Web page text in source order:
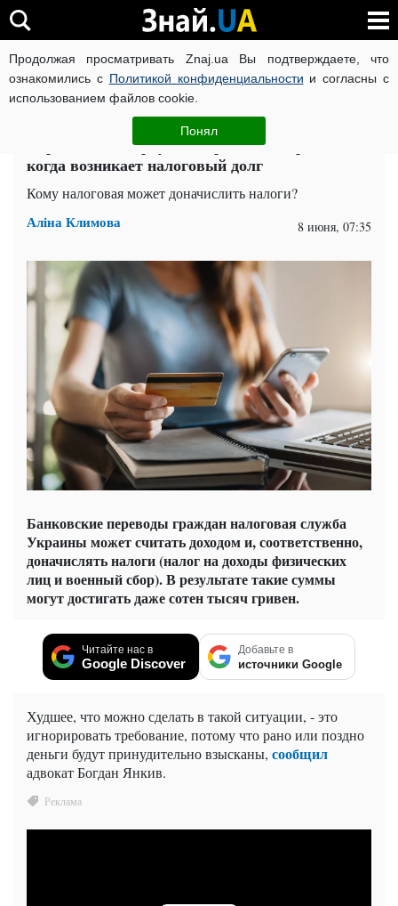
Продолжая просматривать Znaj.ua Вы подтверждаете, что
ознакомились с Политикой конфиденциальности и согласны с
использованием файлов cookie.
Понял
ВОЙНА РОССИИ ПРОТИВ УКРАИНЫ КОРОНАВИРУС В
ЧИТАТИ УКРАЇНСЬКОЮ
Переводы на карту под строгим контролем:
когда возникает налоговый долг
Кому налоговая может доначислить налоги?
Аліна Климова 8 июня, 07:35
Банковские переводы граждан налоговая служба
Украины может считать доходом и, соответственно,
доначислять налоги (налог на доходы физических
лиц и военный сбор). В результате такие суммы
могут достигать даже сотен тысяч гривен.
Читайте нас в
Google Discover
Добавьте в
источники Google
Худшее, что можно сделать в такой ситуации, - это
игнорировать требование, потому что рано или поздно
деньги будут принудительно взысканы, сообщил
адвокат Богдан Янкив.